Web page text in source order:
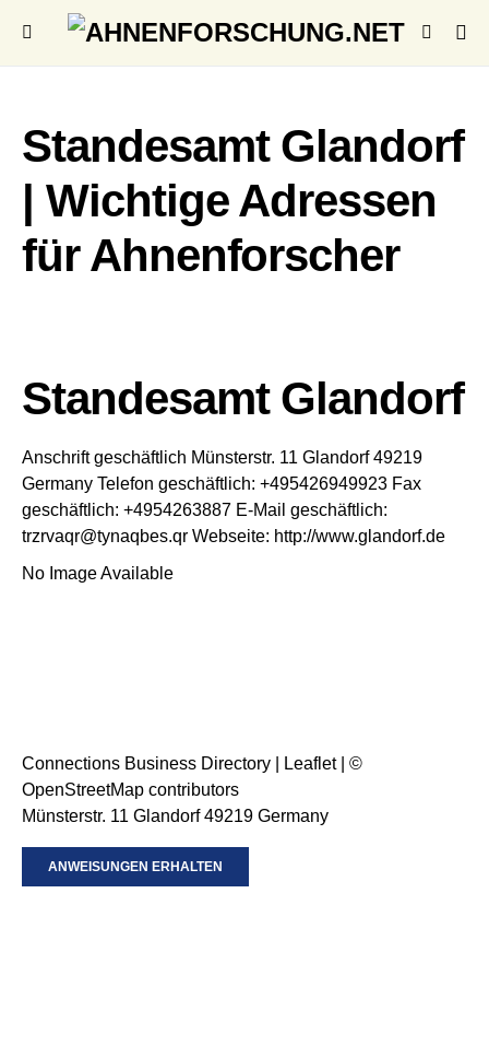
Standesamt Glandorf
| Wichtige Adressen
für Ahnenforscher
Standesamt Glandorf
Anschrift geschäftlich Münsterstr. 11 Glandorf 49219
Germany Telefon geschäftlich: +495426949923 Fax
geschäftlich: +4954263887 E-Mail geschäftlich:
trzrvaqr@tynaqbes.qr Webseite: http://www.glandorf.de
No Image Available
Connections Business Directory Leaflet| ©
OpenStreetMap contributors
Münsterstr. 11 Glandorf 49219 Germany
ANWEISUNGEN ERHALTEN